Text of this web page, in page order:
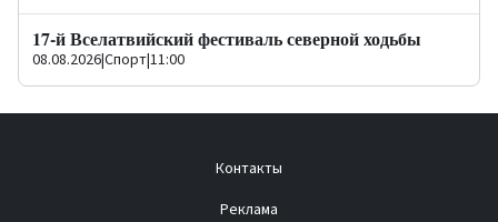
17-й Вселатвийский фестиваль северной ходьбы
08.08.2026|Спорт|11:00
Контакты
Реклама